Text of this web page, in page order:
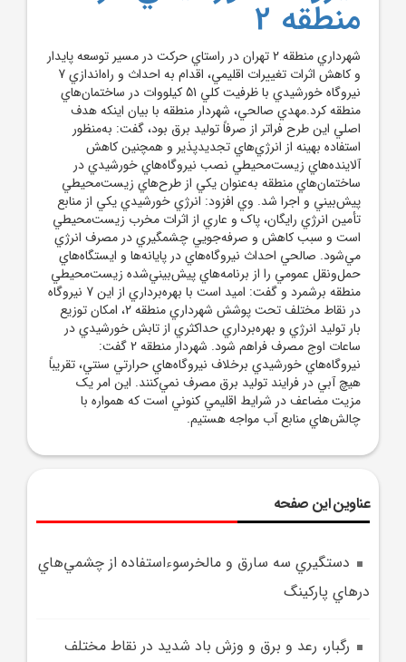
منطقه 2
شهرداري منطقه 2 تهران در راستاي حرکت در مسير توسعه پايدار
و کاهش اثرات تغييرات اقليمي، اقدام به احداث و راه‌اندازي 7
نيروگاه خورشيدي با ظرفيت کلي 51 کيلووات در ساختمان‌هاي
منطقه کرد.مهدي صالحي، شهردار منطقه با بيان اينکه هدف
اصلي اين طرح فراتر از صرفاً توليد برق بود، گفت: به‌منظور
استفاده بهينه از انرژي‌هاي تجديدپذير و همچنين کاهش
آلاينده‌هاي زيست‌محيطي نصب نيروگاه‌هاي خورشيدي در
ساختمان‌هاي منطقه به‌عنوان يکي از طرح‌هاي زيست‌محيطي
پيش‌بيني و اجرا شد. وي افزود: انرژي خورشيدي يکي از منابع
تأمين انرژي رايگان، پاک و عاري از اثرات مخرب زيست‌محيطي
است و سبب کاهش و صرفه‌جويي چشمگيري در مصرف انرژي
مي‌شود. صالحي احداث نيروگاه‌هاي در پايانه‌ها و ايستگاه‌هاي
حمل‌ونقل عمومي را از برنامه‌هاي پيش‌بيني‌شده زيست‌محيطي
منطقه برشمرد و گفت: اميد است با بهره‌برداري از اين 7 نيروگاه
در نقاط مختلف تحت پوشش شهرداري منطقه 2، امکان توزيع
بار توليد انرژي و بهره‌برداري حداکثري از تابش خورشيدي در
ساعات اوج مصرف فراهم شود. شهردار منطقه 2 گفت:
نيروگاه‌هاي خورشيدي برخلاف نيروگاه‌هاي حرارتي سنتي، تقريباً
هيچ آبي در فرايند توليد برق مصرف نمي‌کنند. اين امر يک
مزيت مضاعف در شرايط اقليمي کنوني است که همواره با
چالش‌هاي منابع آب مواجه هستيم.
عناوین این صفحه
دستگيري سه سارق و مالخرسوء‌استفاده از چشمي‌هاي
درهاي پارکينگ
رگبار، رعد و برق و وزش باد شديد در نقاط مختلف